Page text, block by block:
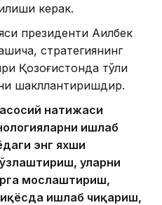
керак.
президенти Ақилбек
стратегиянинг
Қозоғистонда тўлиқ
шакллантиришдир.
натижаси
ишлаб
энг яхши
уларни
мослаштириш,
ишлаб чиқариш,